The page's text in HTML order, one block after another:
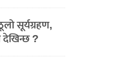
सूर्यग्रहण,
देखिन्छ ?